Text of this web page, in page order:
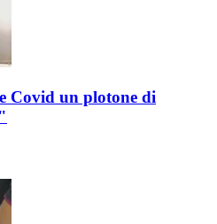
Covid un plotone di